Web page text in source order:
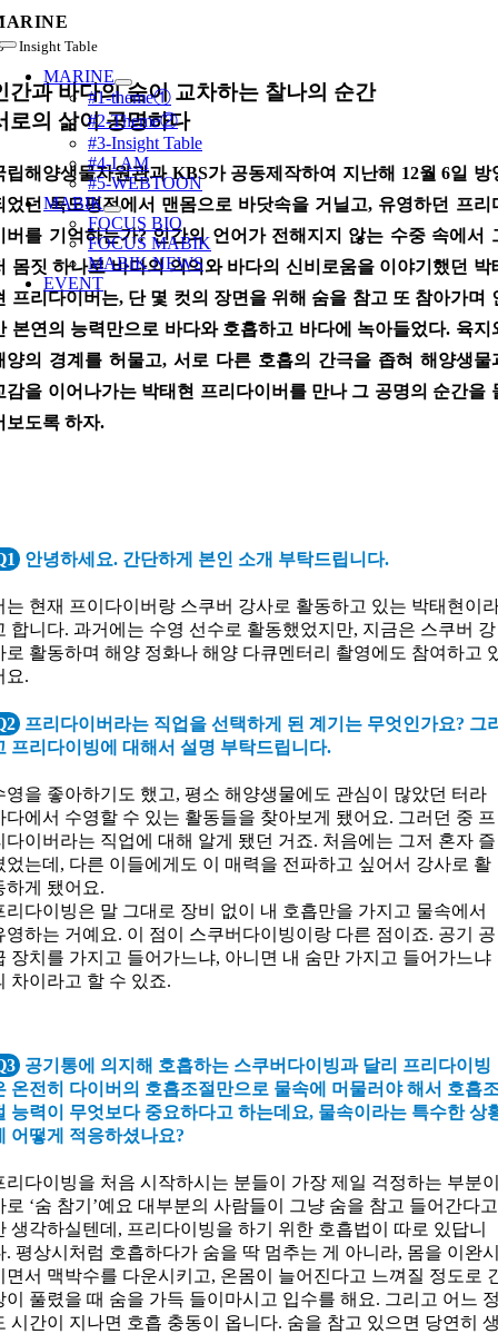
콘
텐
로
건
너
기
Toggle
NavigationMARINE
#1-theme①
#2-Theme②
#3-Insight Table
#4-I AM
#5-WEBTOON
MABIK
FOCUS BIO
FOCUS MABIK
MABIK NEWS
EVENT
– Insight Table
간과 바다의 숨이 교차하는 찰나의 순간
로의 삶이 공명하다
립해양생물자원관과 KBS가 공동제작하여 지난해 12월 6일 방
었던 독도평전에서 맨몸으로 바닷속을 거닐고, 유영하던 프리
버를 기억하는가? 인간의 언어가 전해지지 않는 수중 속에서
몸짓 하나로 바다의 의의와 바다의 신비로움을 이야기했던 박
프리다이버는, 단 몇 컷의 장면을 위해 숨을 참고 또 참아가며
본연의 능력만으로 바다와 호흡하고 바다에 녹아들었다. 육지
양의 경계를 허물고, 서로 다른 호흡의 간극을 좁혀 해양생물
감을 이어나가는 박태현 프리다이버를 만나 그 공명의 순간을
보도록 하자.
안녕하세요. 간단하게 본인 소개 부탁드립니다.
는 현재 프이다이버랑 스쿠버 강사로 활동하고 있는 박태현이
합니다. 과거에는 수영 선수로 활동했었지만, 지금은 스쿠버 강
로 활동하며 해양 정화나 해양 다큐멘터리 촬영에도 참여하고
요.
프리다이버라는 직업을 선택하게 된 계기는 무엇인가요? 그
프리다이빙에 대해서 설명 부탁드립니다.
영을 좋아하기도 했고, 평소 해양생물에도 관심이 많았던 터라
다에서 수영할 수 있는 활동들을 찾아보게 됐어요. 그러던 중 프
다이버라는 직업에 대해 알게 됐던 거죠. 처음에는 그저 혼자 즐
었는데, 다른 이들에게도 이 매력을 전파하고 싶어서 강사로 활
하게 됐어요.
리다이빙은 말 그대로 장비 없이 내 호흡만을 가지고 물속에서
영하는 거예요. 이 점이 스쿠버다이빙이랑 다른 점이죠. 공기 공
장치를 가지고 들어가느냐, 아니면 내 숨만 가지고 들어가느냐
차이라고 할 수 있죠.
공기통에 의지해 호흡하는 스쿠버다이빙과 달리 프리다이빙
온전히 다이버의 호흡조절만으로 물속에 머물러야 해서 호흡
능력이 무엇보다 중요하다고 하는데요, 물속이라는 특수한 상
어떻게 적응하셨나요?
리다이빙을 처음 시작하시는 분들이 가장 제일 걱정하는 부분
로 ‘숨 참기’예요 대부분의 사람들이 그냥 숨을 참고 들어간다고
생각하실텐데, 프리다이빙을 하기 위한 호흡법이 따로 있답니
. 평상시처럼 호흡하다가 숨을 딱 멈추는 게 아니라, 몸을 이완
면서 맥박수를 다운시키고, 온몸이 늘어진다고 느껴질 정도로
이 풀렸을 때 숨을 가득 들이마시고 입수를 해요. 그리고 어느
시간이 지나면 호흡 충동이 옵니다. 숨을 참고 있으면 당연히